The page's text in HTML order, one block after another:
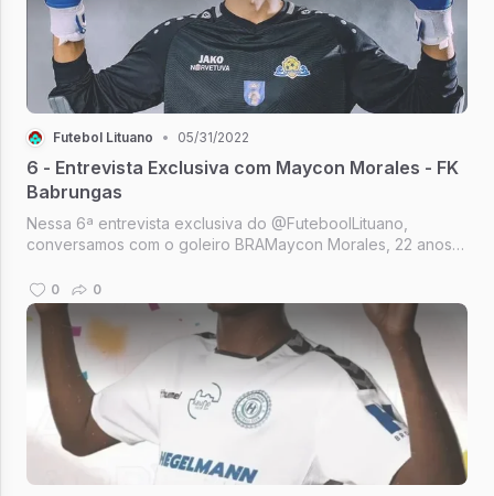
Futebol Lituano • 05/31/2022
6 - Entrevista Exclusiva com Maycon Morales - FK
Babrungas
Nessa 6ª entrevista exclusiva do @FuteboolLituano,
conversamos com o goleiro BRAMaycon Morales, 22 anos,
em sua segunda temporada na equipe que ocupa a 8ª
colocação da Optibet Pirma-Lyga, a...
0 0